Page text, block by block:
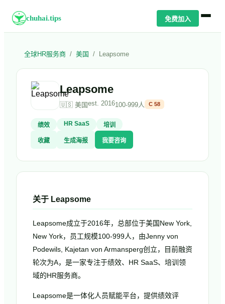
chuhai.tips 免费加入
全球HR服务商 / 美国 / Leapsome
Leapsome
🇺🇸 美国est. 2016100-999人 C 58
绩效 HR SaaS 培训
收藏 生成海报 我要咨询
关于 Leapsome
Leapsome成立于2016年，总部位于美国New York,
New York，员工规模100-999人，由Jenny von
Podewils, Kajetan von Armansperg创立，目前融资
轮次为A，是一家专注于绩效、HR SaaS、培训领
域的HR服务商。
Leapsome是一体化人员赋能平台，提供绩效评